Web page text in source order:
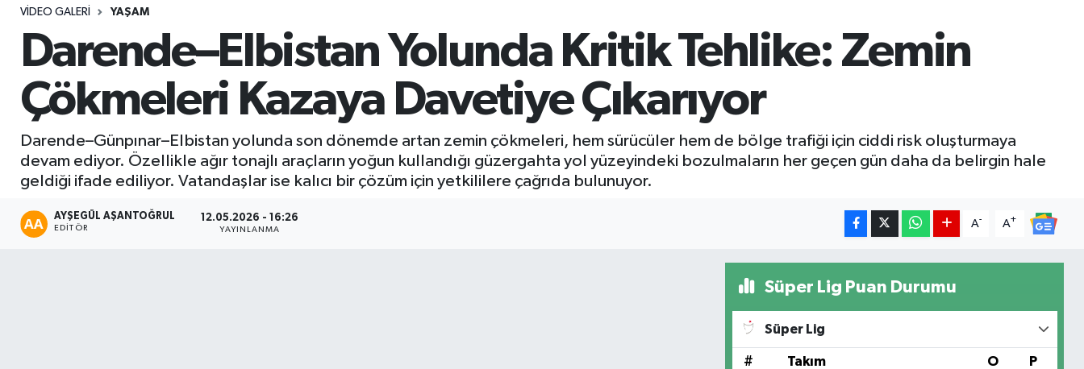
VIDEO GALERI YAŞAM
Darende–Elbistan Yolunda Kritik Tehlike: Zemin
Çökmeleri Kazaya Davetiye Çıkarıyor
Darende–Günpınar–Elbistan yolunda son dönemde artan zemin çökmeleri, hem sürücüler hem de bölge trafiği için ciddi risk oluşturmaya
devam ediyor. Özellikle ağır tonajlı araçların yoğun kullandığı güzergahta yol yüzeyindeki bozulmaların her geçen gün daha da belirgin hale
geldiği ifade ediliyor. Vatandaşlar ise kalıcı bir çözüm için yetkililere çağrıda bulunuyor.
AYŞEGÜL AŞANTOĞRUL
EDITÖR
12.05.2026 - 16:26
YAYINLANMA
A- A+
Süper Lig Puan Durumu
Süper Lig
# Takım O P
Seri İlan
Siyaset
Yaşam